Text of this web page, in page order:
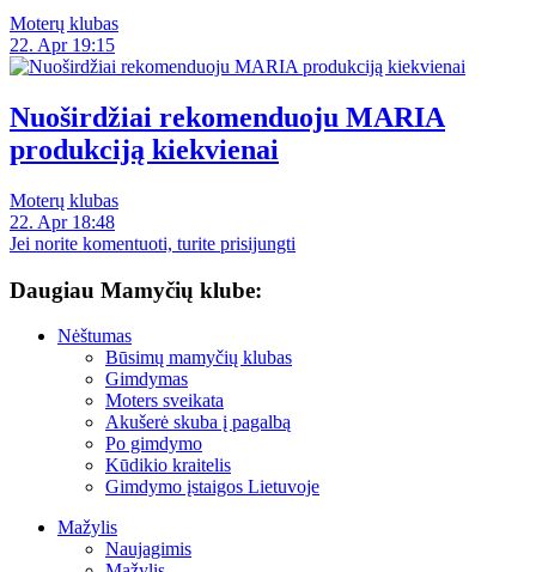
Moterų klubas
22. Apr 19:15
Nuoširdžiai rekomenduoju MARIA
produkciją kiekvienai
Moterų klubas
22. Apr 18:48
Jei norite komentuoti, turite prisijungti
Daugiau Mamyčių klube:
Nėštumas
Būsimų mamyčių klubas
Gimdymas
Moters sveikata
Akušerė skuba į pagalbą
Po gimdymo
Kūdikio kraitelis
Gimdymo įstaigos Lietuvoje
Mažylis
Naujagimis